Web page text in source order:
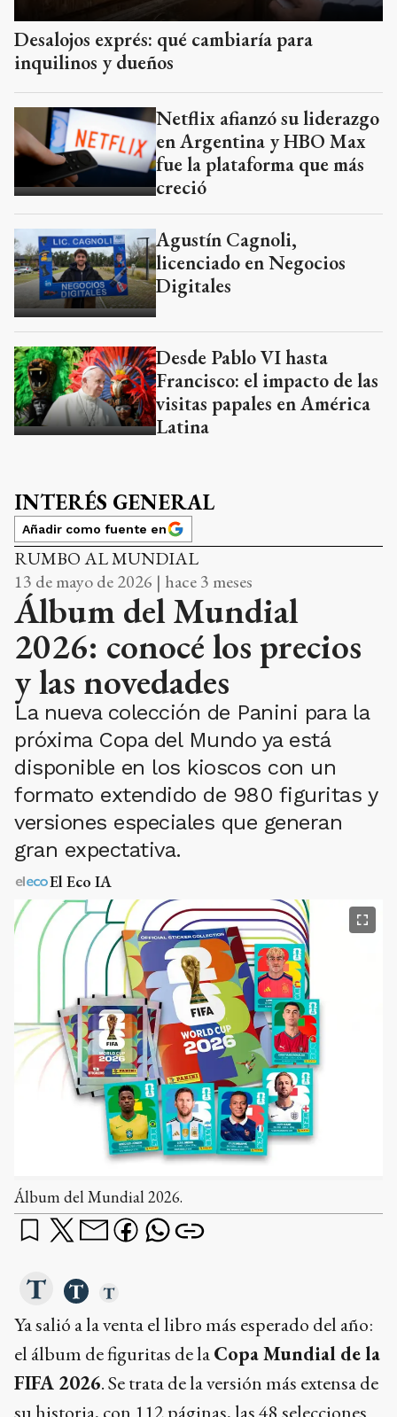
Desalojos exprés: qué cambiaría para
inquilinos y dueños
Netflix afianzó su liderazgo
en Argentina y HBO Max
fue la plataforma que más
creció
Agustín Cagnoli,
licenciado en Negocios
Digitales
Desde Pablo VI hasta
Francisco: el impacto de las
visitas papales en América
Latina
INTERÉS GENERAL
Añadir como fuente en
RUMBO AL MUNDIAL
13 de mayo de 2026 | hace 3 meses
Álbum del Mundial
2026: conocé los precios
y las novedades
La nueva colección de Panini para la
próxima Copa del Mundo ya está
disponible en los kioscos con un
formato extendido de 980 figuritas y
versiones especiales que generan
gran expectativa.
El Eco IA
Álbum del Mundial 2026.
Ya salió a la venta el libro más esperado del año:
el álbum de figuritas de laCopa Mundial de la
FIFA 2026. Se trata de la versión más extensa de